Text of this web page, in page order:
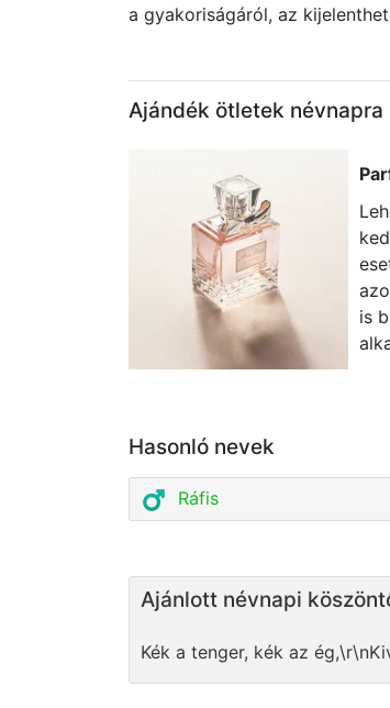
a gyakoriságáról, az
Ajándék ötletek névnapra
is
Hasonló nevek
Ráfis
Ajánlott névnapi
Kék a tenger, kék az